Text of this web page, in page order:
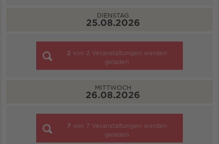
DIENSTAG
25.08.2026
2 von 2 Veranstaltungen werden
geladen
MITTWOCH
26.08.2026
7 von 7 Veranstaltungen werden
geladen